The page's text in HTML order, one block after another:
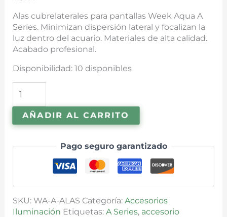
Alas cubrelaterales para pantallas Week Aqua A
Series. Minimizan dispersión lateral y focalizan la
luz dentro del acuario. Materiales de alta calidad.
Acabado profesional.
Disponibilidad: 10 disponibles
AÑADIR AL CARRITO
Pago seguro garantizado
SKU: WA-A-ALAS Categoría: Accesorios
Iluminación Etiquetas: A Series, accesorio